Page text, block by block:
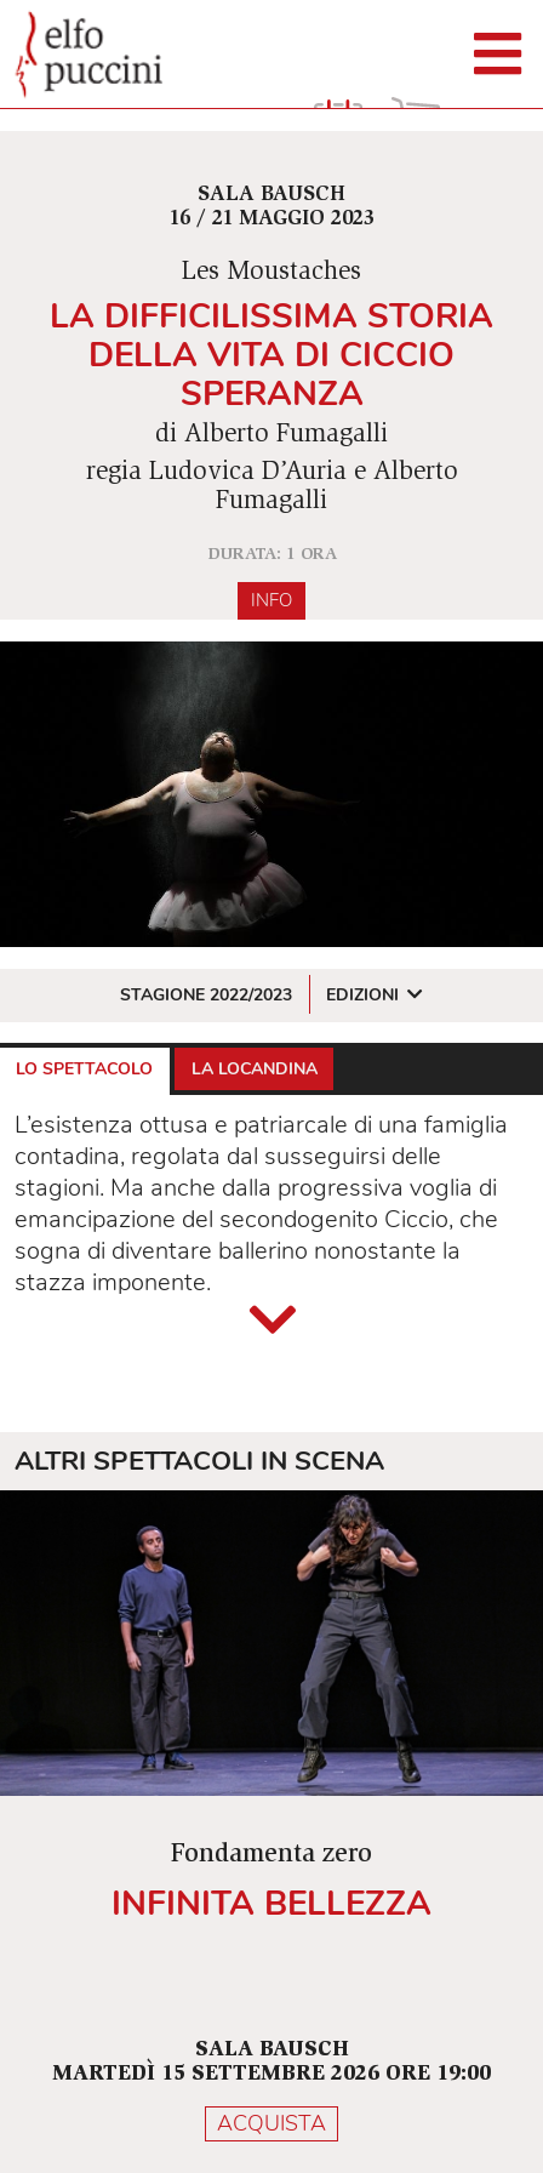
SALA BAUSCH
16 / 21 MAGGIO 2023
Les Moustaches
LA DIFFICILISSIMA STORIA
DELLA VITA DI CICCIO
SPERANZA
di Alberto Fumagalli
regia Ludovica D’Auria e Alberto
Fumagalli
DURATA: 1 ORA
INFO
STAGIONE 2022/2023 EDIZIONI
LO SPETTACOLO LA LOCANDINA
L’esistenza ottusa e patriarcale di una famiglia
contadina, regolata dal susseguirsi delle
stagioni. Ma anche dalla progressiva voglia di
emancipazione del secondogenito Ciccio, che
sogna di diventare ballerino nonostante la
stazza imponente.
ALTRI SPETTACOLI IN SCENA
Fondamenta zero
INFINITA BELLEZZA
SALA BAUSCH
MARTEDÌ 15 SETTEMBRE 2026 ORE 19:00
ACQUISTA